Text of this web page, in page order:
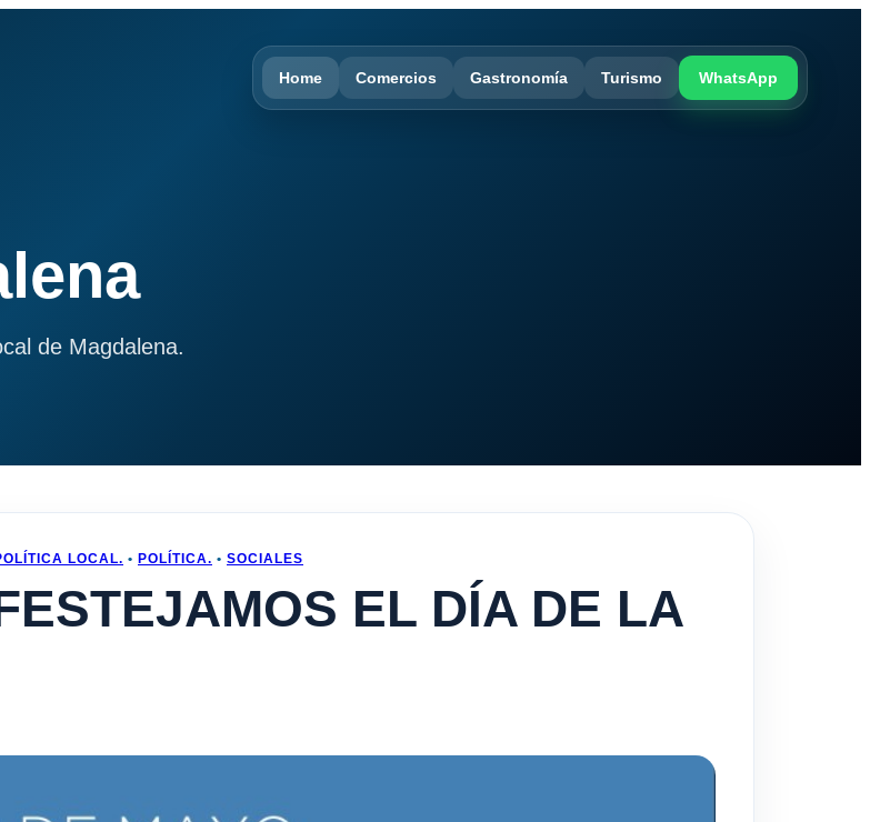
Home Comercios Gastronomía Turismo WhatsApp
de Magdalena.
LOCAL. • POLÍTICA. • SOCIALES
EL DÍA DE LA